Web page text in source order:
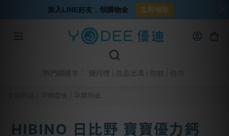
熱門關鍵字： 彌月禮 良品出清 防蚊
孕期用品
HIBINO 日比野 寶寶優力鈣
加入LINE好友，領購物金 立即領取